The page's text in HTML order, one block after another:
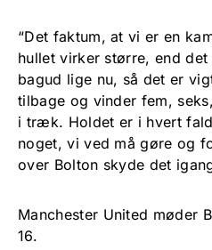
“Det faktum, at vi er en
hullet virker større, end
bagud lige nu, så det er
tilbage og vinder fem,
i træk. Holdet er i hvert
noget, vi ved må gøre og
over Bolton skyde det
Manchester United møder
16.